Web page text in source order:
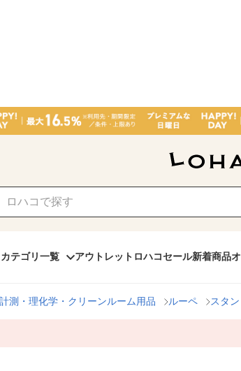
カテゴリ一覧 アウトレット ロハコセール新着商品
計測・理化学・クリーンルーム用品 ルーペ スタ